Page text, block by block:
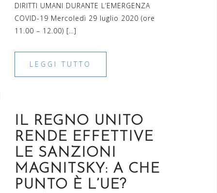
DIRITTI UMANI DURANTE L’EMERGENZA
COVID-19 Mercoledì 29 luglio 2020 (ore
11.00 – 12.00) […]
LEGGI TUTTO
IL REGNO UNITO
RENDE EFFETTIVE
LE SANZIONI
MAGNITSKY: A CHE
PUNTO È L’UE?